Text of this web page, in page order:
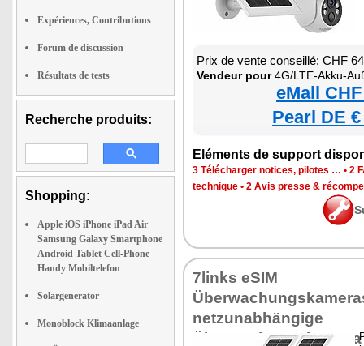
Expériences, Contributions
Forum de discussion
Résultats de tests
Recherche produits:
Shopping:
Apple iOS iPhone iPad Air
Samsung Galaxy Smartphone
Android Tablet Cell-Phone
Handy Mobiltelefon
Solargenerator
Monoblock Klimaanlage
Prix de vente conseillé: CHF
Vendeur pour4G/LTE-Akku-Außenkamera mit eSIM, 2K-
eMall
Pearl DE
Eléments de support
3 Télécharger notices, pilotes … • 2
technique • 2 Avis presse &
7links eSIM
netzunabhängige
Überwachungskamera